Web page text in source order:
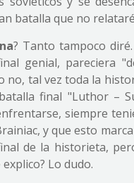
batalla que no
? Tanto tampoco
genial, pareciera
no, tal vez toda la
final "Luthor –
siempre
y que esto
de la historieta,
Lo dudo.